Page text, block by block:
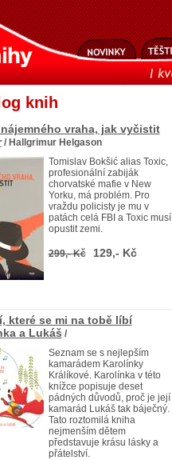
knih
nájemného vraha, jak vyčistit
/ Hallgrimur Helgason
Tomislav Bokšić alias Toxic,
profesionální zabiják
chorvatské mafie v New
Yorku, má problém. Pro
vraždu policisty je mu v
patách celá FBI a Toxic musí
opustit zemi.
299,- Kč 129,- Kč
které se mi na tobě líbí
a Lukáš /
Seznam se s nejlepším
kamarádem Karolínky
Králíkové. Karolínka v této
knížce popisuje deset
pádných důvodů, proč je její
kamarád Lukáš tak báječný.
Tato roztomilá kniha
nejmenším dětem
představuje krásu lásky a
přátelství.